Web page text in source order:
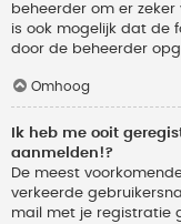
beheerder om er
is ook mogelijk dat de
door de beheerder
Omhoog
Ik heb me ooit
aanmelden!?
De meest
verkeerde
mail met je registratie